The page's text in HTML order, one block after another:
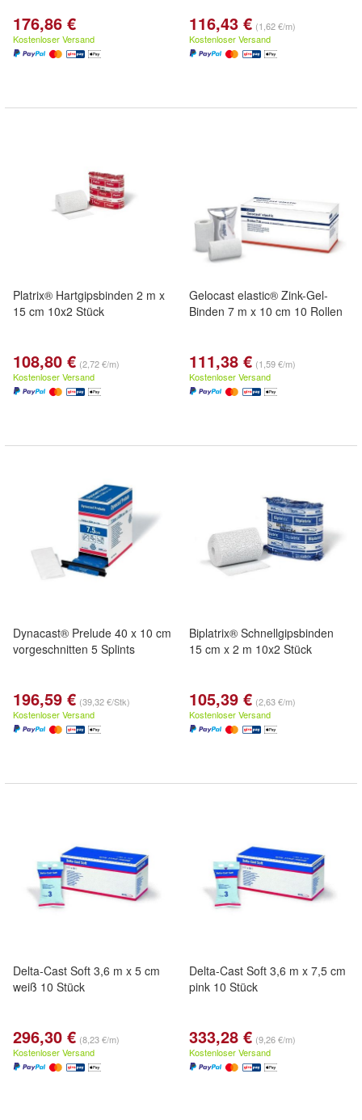
176,86 €
Kostenloser Versand
116,43 € (1,62 €/m)
Kostenloser Versand
Platrix® Hartgipsbinden 2 m x
15 cm 10x2 Stück
108,80 € (2,72 €/m)
Kostenloser Versand
Gelocast elastic® Zink-Gel-
Binden 7 m x 10 cm 10 Rollen
111,38 € (1,59 €/m)
Kostenloser Versand
Dynacast® Prelude 40 x 10 cm
vorgeschnitten 5 Splints
196,59 € (39,32 €/Stk)
Kostenloser Versand
Biplatrix® Schnellgipsbinden
15 cm x 2 m 10x2 Stück
105,39 € (2,63 €/m)
Kostenloser Versand
Delta-Cast Soft 3,6 m x 5 cm
weiß 10 Stück
296,30 € (8,23 €/m)
Kostenloser Versand
Delta-Cast Soft 3,6 m x 7,5 cm
pink 10 Stück
333,28 € (9,26 €/m)
Kostenloser Versand